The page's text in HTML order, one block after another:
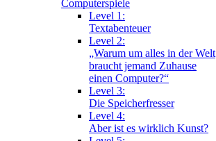
Computerspiele
Level 1:
Textabenteuer
Level 2:
„Warum um alles in der Welt
braucht jemand Zuhause
einen Computer?“
Level 3:
Die Speicherfresser
Level 4:
Aber ist es wirklich Kunst?